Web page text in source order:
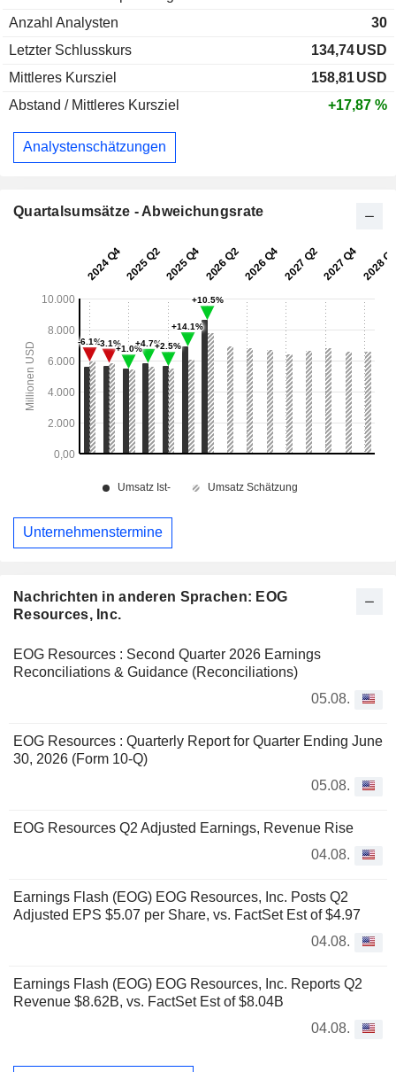
Nachrichten in anderen Sprachen: EOG
Resources, Inc.
EOG Resources : Second Quarter 2026 Earnings
Reconciliations & Guidance (Reconciliations)
05.08.
EOG Resources : Quarterly Report for Quarter Ending June
30, 2026 (Form 10-Q)
05.08.
EOG Resources Q2 Adjusted Earnings, Revenue Rise
04.08.
Earnings Flash (EOG) EOG Resources, Inc. Posts Q2
Adjusted EPS $5.07 per Share, vs. FactSet Est of $4.97
04.08.
Earnings Flash (EOG) EOG Resources, Inc. Reports Q2
Revenue $8.62B, vs. FactSet Est of $8.04B
04.08.
Anzahl Analysten
30
Letzter Schlusskurs
134,74USD
Mittleres Kursziel
158,81USD
Abstand / Mittleres Kursziel
+17,87 %
Analystenschätzungen
Quartalsumsätze - Abweichungsrate
Unternehmenstermine